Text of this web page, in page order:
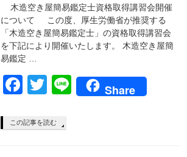
木造空き屋簡易鑑定士資格取得講習会開催
について この度、厚生労働省が推奨する
「木造空き屋簡易鑑定士」の資格取得講習会
を下記により開催いたします。 木造空き屋簡
易鑑定 …
Facebook
Twitter
LineShare
この記事を読む